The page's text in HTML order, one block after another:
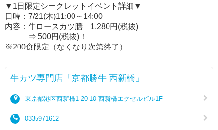
▼1日限定シークレットイベント詳細▼
日時：7/21(木)11:00～14:00
内容：牛ロースカツ膳 1,280円(税抜)
⇒ 500円(税抜)！！
※200食限定（なくなり次第終了）
牛カツ専門店「京都勝牛 西新橋」
東京都港区西新橋1-20-10 西新橋エクセルビル1F
0335971612